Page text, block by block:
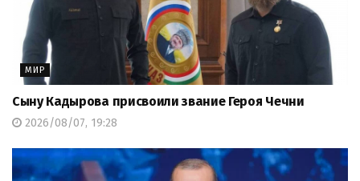
МИР
Сыну Кадырова присвоили звание Героя Чечни
2026/08/07, 19:28